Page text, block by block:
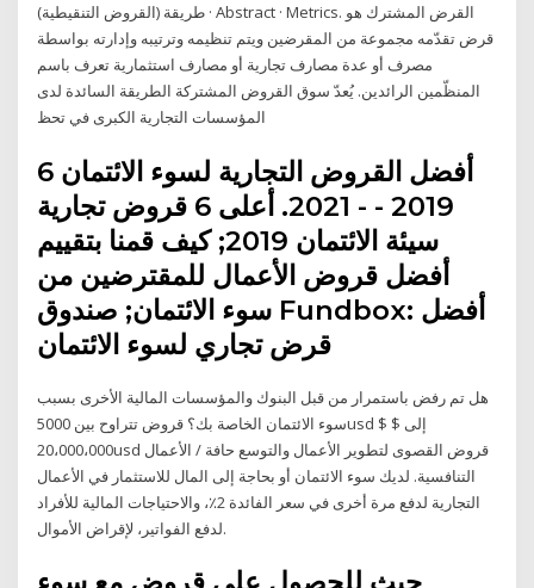
طريقة (القروض التنقيطية) · Abstract · Metrics. القرض المشترك هو
قرض تقدّمه مجموعة من المقرضين ويتم تنظيمه وترتيبه وإدارته بواسطة
مصرف أو عدة مصارف تجارية أو مصارف استثمارية تعرف باسم
المنظّمين الرائدين. يُعدّ سوق القروض المشتركة الطريقة السائدة لدى
المؤسسات التجارية الكبرى في تحظ
6 أفضل القروض التجارية لسوء الائتمان
2019 - - 2021. أعلى 6 قروض تجارية
سيئة الائتمان 2019; كيف قمنا بتقييم
أفضل قروض الأعمال للمقترضين من
سوء الائتمان; صندوق Fundbox: أفضل
قرض تجاري لسوء الائتمان
هل تم رفض باستمرار من قبل البنوك والمؤسسات المالية الأخرى بسبب
سوء الائتمان الخاصة بك؟ قروض تتراوح بين 5000usd $ إلى $
20،000،000usd قروض القصوى لتطوير الأعمال والتوسع حافة / الأعمال
التنافسية. لديك سوء الائتمان أو بحاجة إلى المال للاستثمار في الأعمال
التجارية لدفع مرة أخرى في سعر الفائدة 2٪، والاحتياجات المالية للأفراد
لدفع الفواتير، لإقراض الأموال.